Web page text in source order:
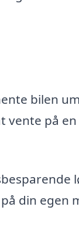
bilen
vente på
din egen